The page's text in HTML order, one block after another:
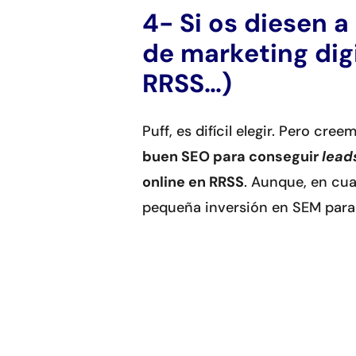
4- Si os diesen
de marketing
RRSS…)
Puff, es difícil elegir. Pero
buen SEO para conseguir
online en RRSS. Aunque, en
pequeña inversión en SEM